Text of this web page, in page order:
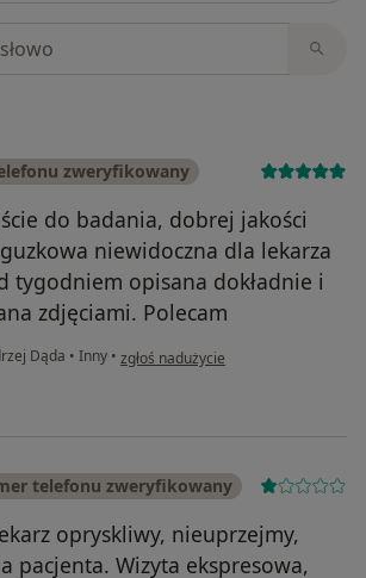
zweryfikowany
do badania, dobrej jakości
niewidoczna dla lekarza
tygodniem opisana dokładnie i
zdjęciami. Polecam
Dąda • Inny • w opinii użytkownika DD
zgłoś nadużycie
telefonu zweryfikowany
opryskliwy, nieuprzejmy,
pacjenta. Wizyta ekspresowa,